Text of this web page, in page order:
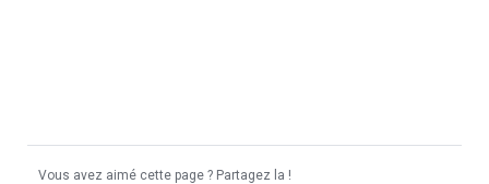
Vous avez aimé cette page ? Partagez la !